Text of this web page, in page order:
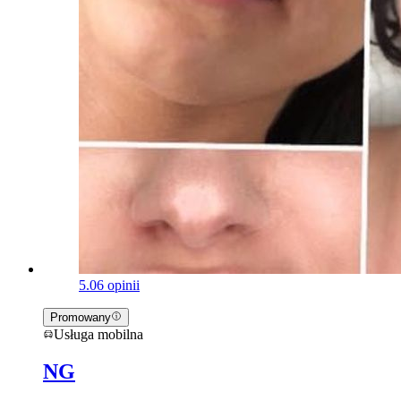
5.06 opinii
Promowany
Usługa mobilna
NG